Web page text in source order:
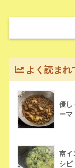
よく読ま
優し
ーマ
南イ
シピ